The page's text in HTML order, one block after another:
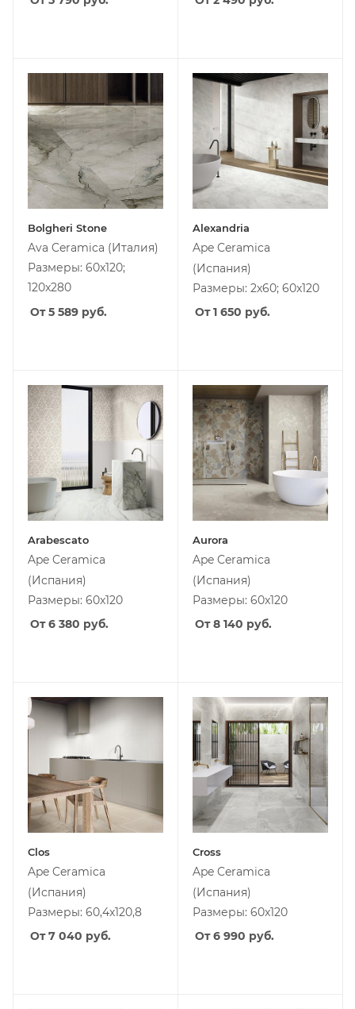
Bolgheri Stone
Ava Ceramica (Италия)
Размеры: 60x120;
120x280
От 5 589 руб.
Alexandria
Ape Ceramica
(Испания)
Размеры: 2x60; 60x120
От 1 650 руб.
Arabescato
Ape Ceramica
(Испания)
Размеры: 60x120
От 6 380 руб.
Aurora
Ape Ceramica
(Испания)
Размеры: 60x120
От 8 140 руб.
Clos
Ape Ceramica
(Испания)
Размеры: 60,4x120,8
От 7 040 руб.
Cross
Ape Ceramica
(Испания)
Размеры: 60x120
От 6 990 руб.